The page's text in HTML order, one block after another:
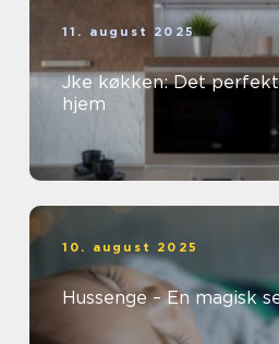
11. august 2025
Jke køkken: Det
hjem
10. august 2025
Hussenge – En magisk